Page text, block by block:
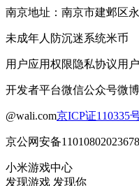
南京地址：南京市建邺区
未成年人防沉迷系统米币
用户应用权限隐私协议用
开发者平台微信公众号微
@wali.com京ICP证110335
京公网安备
小米游戏中心
发现游戏 发现你